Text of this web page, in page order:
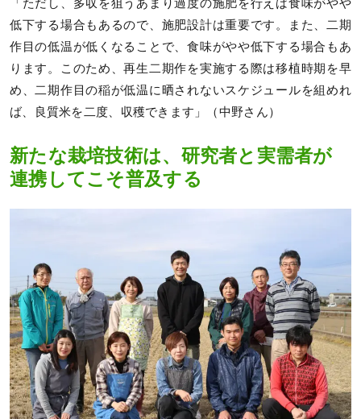
「ただし、多収を狙うあまり過度の施肥を行えば食味がやや
低下する場合もあるので、施肥設計は重要です。また、二期
作目の低温が低くなることで、食味がやや低下する場合もあ
ります。このため、再生二期作を実施する際は移植時期を早
め、二期作目の稲が低温に晒されないスケジュールを組めれ
ば、良質米を二度、収穫できます」（中野さん）
新たな栽培技術は、研究者と実需者が
連携してこそ普及する